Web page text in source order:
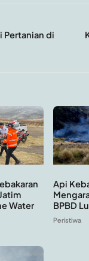
Pertanian di
Water
Api
BPBD
Peristiwa